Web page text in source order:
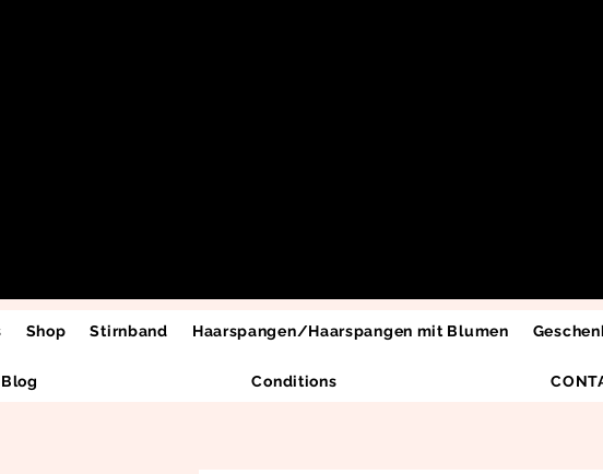
Shop Stirnband Haarspangen/Haarspangen mit Blumen
Blog Conditions